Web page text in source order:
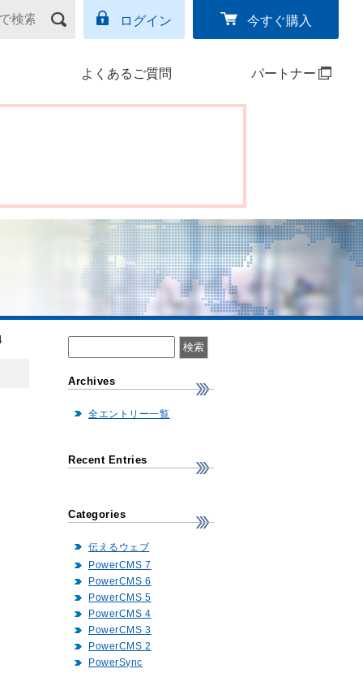
ログイン 今すぐ購入
よくあるご質問 パートナー
Archives
全エントリー一覧
Recent Entries
Categories
伝えるウェブ
PowerCMS 7
PowerCMS 6
PowerCMS 5
PowerCMS 4
PowerCMS 3
PowerCMS 2
PowerSync